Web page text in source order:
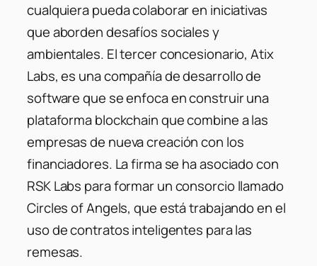
cualquiera pueda colaborar en iniciativas
que aborden desafíos sociales y
ambientales. El tercer concesionario, Atix
Labs, es una compañía de desarrollo de
software que se enfoca en construir una
plataforma blockchain que combine a las
empresas de nueva creación con los
financiadores. La firma se ha asociado con
RSK Labs para formar un consorcio llamado
Circles of Angels, que está trabajando en el
uso de contratos inteligentes para las
remesas.